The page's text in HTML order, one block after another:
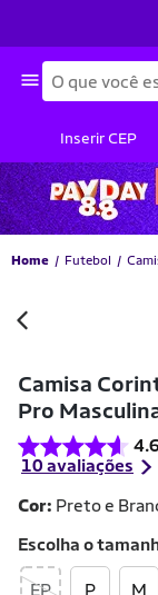
Busca
Inserir CEP
Home Futebol
Camisa
Pro
4.6
10 avaliações
Cor: Preto e
Escolha o
EP P M